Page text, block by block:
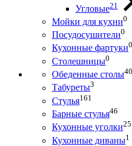
Угловые21
Мойки для кухни0
Посудосушители0
Кухонные фартуки0
Столешницы0
Обеденные столы40
Табуреты3
Стулья161
Барные стулья46
Кухонные уголки25
Кухонные диваны1